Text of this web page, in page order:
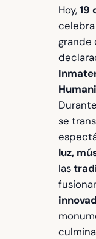
Hoy,19
celebra
grande
se
luz,
las